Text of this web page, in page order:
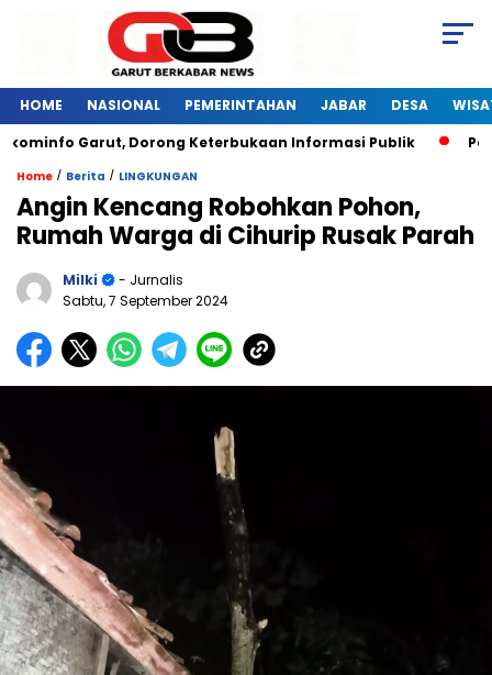
HOME NASIONAL PEMERINTAHAN JABAR DESA
Garut, Dorong Keterbukaan Informasi Publik
Home / Berita / LINGKUNGAN
Angin Kencang Robohkan Pohon,
Rumah Warga di Cihurip Rusak Parah
Milki
- Jurnalis
Sabtu, 7 September 2024